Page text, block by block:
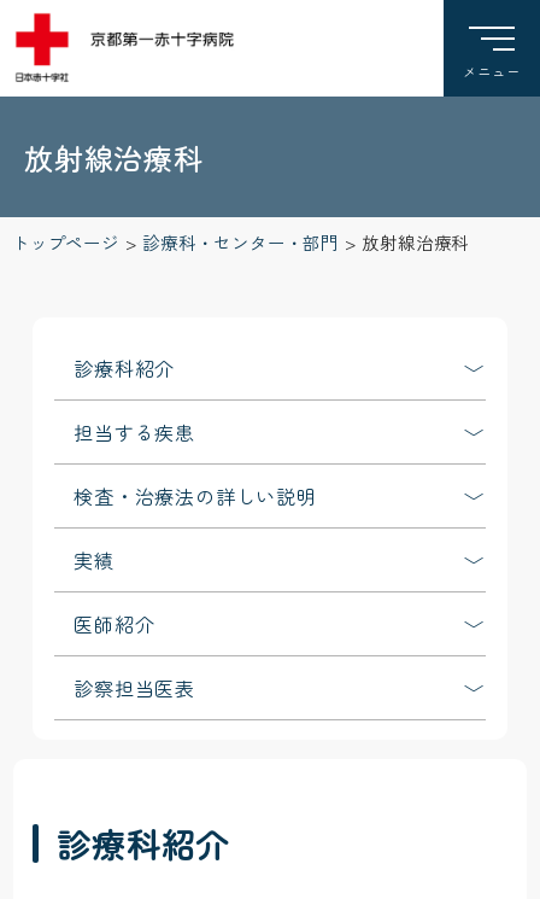
放射線治療科
トップページ >診療科・センター・部門 > 放射線治療科
診療科紹介
担当する疾患
検査・治療法の詳しい説明
実績
医師紹介
診察担当医表
診療科紹介